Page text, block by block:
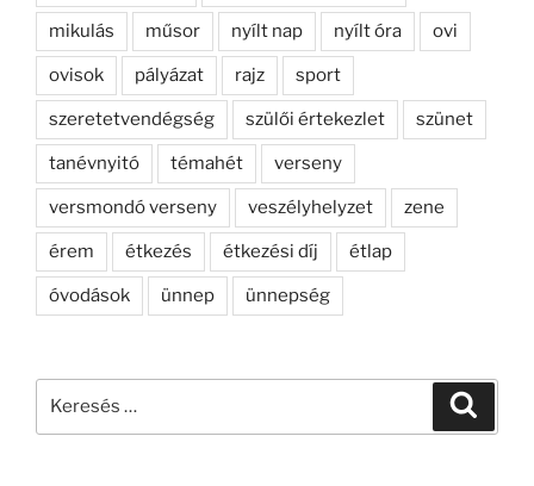
mikulás műsor nyílt nap nyílt óra ovi
ovisok pályázat rajz sport
szeretetvendégség szülői értekezlet szünet
tanévnyitó témahét verseny
versmondó verseny veszélyhelyzet zene
érem étkezés étkezési díj étlap
óvodások ünnep ünnepség